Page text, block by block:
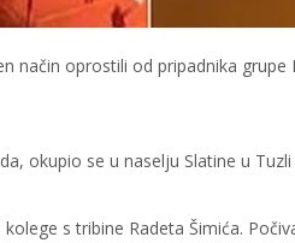
način oprostili od pripadnika
okupio se u naselju Slatine u
s tribine Radeta Šimića.